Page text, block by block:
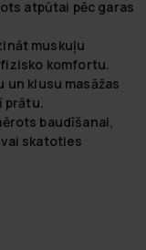
atpūtai pēc garas
muskuļu
komfortu.
un klusu masāžas
prātu.
baudīšanai,
skatoties